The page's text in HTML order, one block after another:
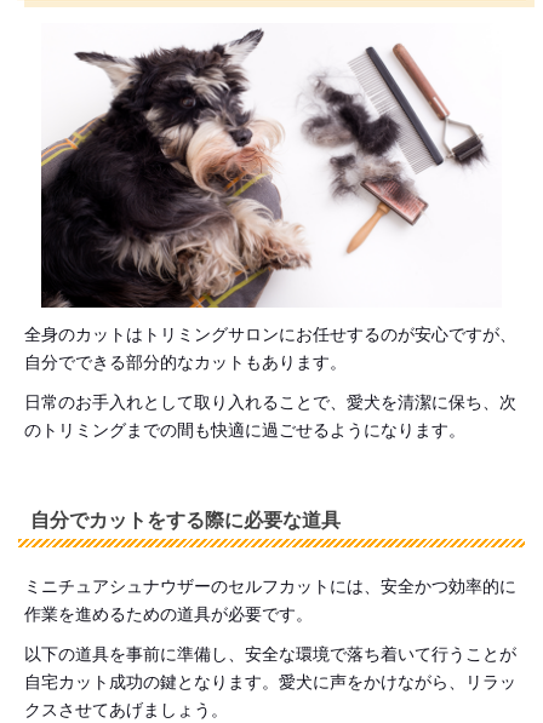
全身のカットはトリミングサロンにお任せするのが安心ですが、
自分でできる部分的なカットもあります。
日常のお手入れとして取り入れることで、愛犬を清潔に保ち、次
のトリミングまでの間も快適に過ごせるようになります。
自分でカットをする際に必要な道具
ミニチュアシュナウザーのセルフカットには、安全かつ効率的に
作業を進めるための道具が必要です。
以下の道具を事前に準備し、安全な環境で落ち着いて行うことが
自宅カット成功の鍵となります。愛犬に声をかけながら、リラッ
クスさせてあげましょう。